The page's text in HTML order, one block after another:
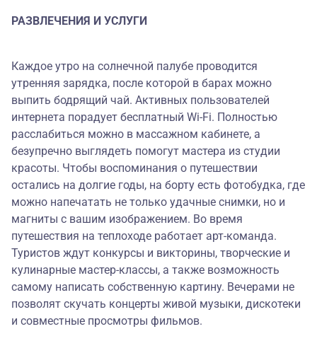
РАЗВЛЕЧЕНИЯ И УСЛУГИ
Каждое утро на солнечной палубе проводится
утренняя зарядка, после которой в барах можно
выпить бодрящий чай. Активных пользователей
интернета порадует бесплатный Wi-Fi. Полностью
расслабиться можно в массажном кабинете, а
безупречно выглядеть помогут мастера из студии
красоты. Чтобы воспоминания о путешествии
остались на долгие годы, на борту есть фотобудка, где
можно напечатать не только удачные снимки, но и
магниты с вашим изображением. Во время
путешествия на теплоходе работает арт-команда.
Туристов ждут конкурсы и викторины, творческие и
кулинарные мастер-классы, а также возможность
самому написать собственную картину. Вечерами не
позволят скучать концерты живой музыки, дискотеки
и совместные просмотры фильмов.